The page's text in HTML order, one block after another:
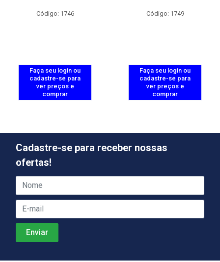
Código: 1746
Faça seu login ou
cadastre-se para
ver preços e
comprar
Código: 1749
Faça seu login ou
cadastre-se para
ver preços e
comprar
Cadastre-se para receber nossas
ofertas!